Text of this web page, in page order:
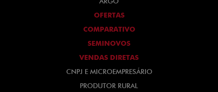
OFERTAS
COMPARATIVO
SEMINOVOS
VENDAS DIRETAS
CNPJ E MICROEMPRESÁRIO
PRODUTOR RURAL